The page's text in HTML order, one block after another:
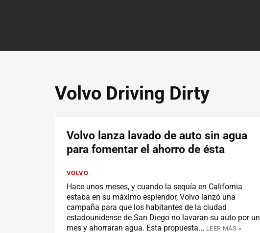
Volvo Driving Dirty
Volvo lanza lavado de auto sin agua
para fomentar el ahorro de ésta
VOLVO
Hace unos meses, y cuando la sequía en California
estaba en su máximo esplendor, Volvo lanzó una
campaña para que los habitantes de la ciudad
estadounidense de San Diego no lavaran su auto por un
mes y ahorraran agua. Esta propuesta... LEER MÁS »